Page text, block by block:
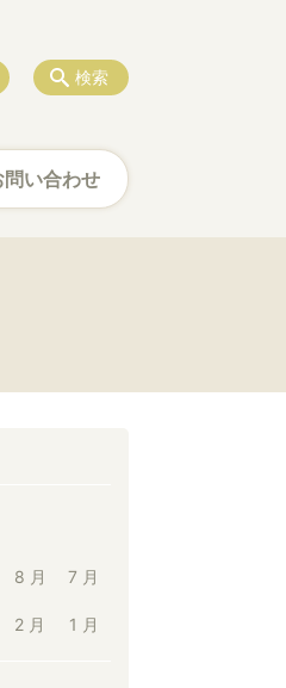
い合わせ
検索
8 月 7 月
2 月 1 月